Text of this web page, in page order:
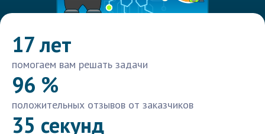
17 лет
помогаем вам решать задачи
96 %
положительных отзывов от заказчиков
35 секунд